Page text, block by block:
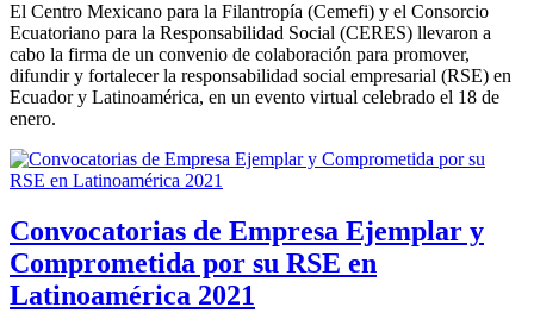
El Centro Mexicano para la Filantropía (Cemefi) y el Consorcio
Ecuatoriano para la Responsabilidad Social (CERES) llevaron a
cabo la firma de un convenio de colaboración para promover,
difundir y fortalecer la responsabilidad social empresarial (RSE) en
Ecuador y Latinoamérica, en un evento virtual celebrado el 18 de
enero.
Convocatorias de Empresa Ejemplar y
Comprometida por su RSE en
Latinoamérica 2021